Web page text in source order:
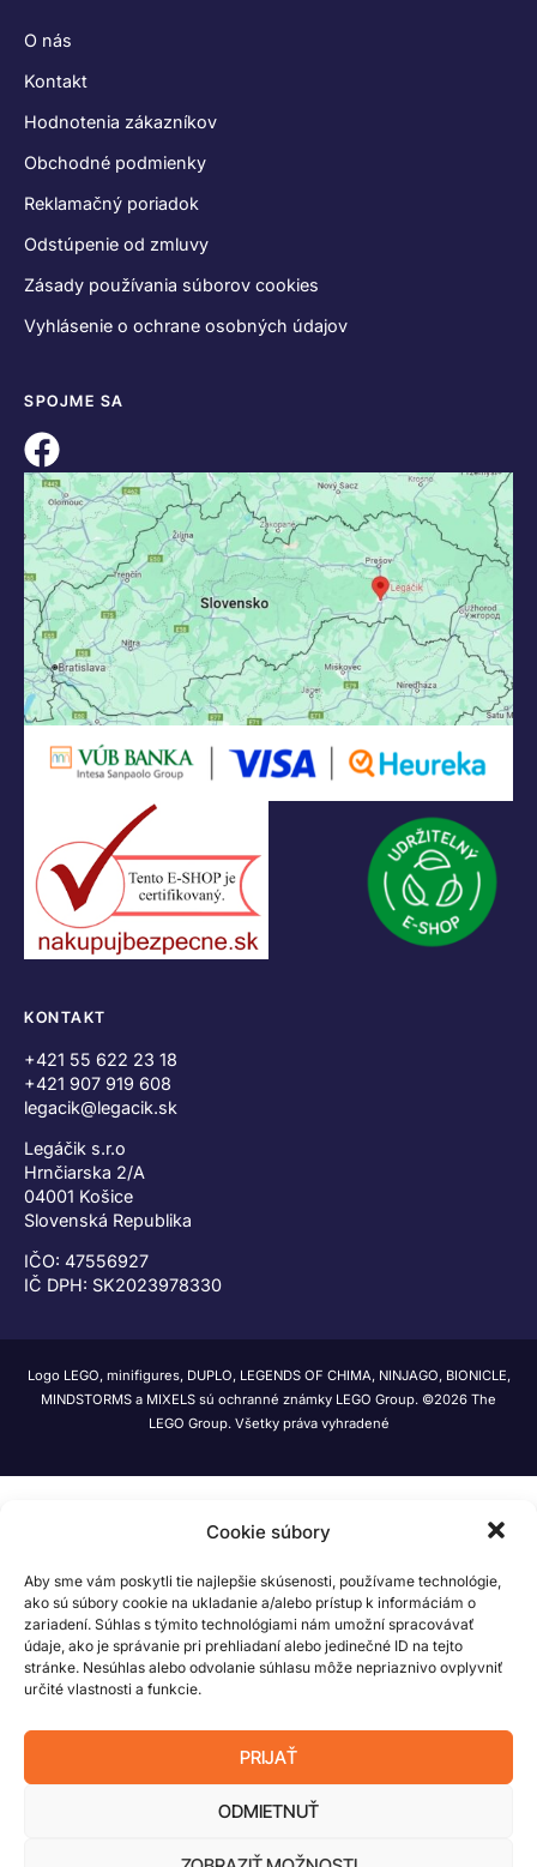
Cookie súbory
Aby sme vám poskytli tie najlepšie skúsenosti, používame technológie,
ako sú súbory cookie na ukladanie a/alebo prístup k informáciám o
zariadení. Súhlas s týmito technológiami nám umožní spracovávať
údaje, ako je správanie pri prehliadaní alebo jedinečné ID na tejto
stránke. Nesúhlas alebo odvolanie súhlasu môže nepriaznivo ovplyvniť
určité vlastnosti a funkcie.
PRIJAŤ
ODMIETNUŤ
O nás
Kontakt
Hodnotenia zákazníkov
Obchodné podmienky
Reklamačný poriadok
Odstúpenie od zmluvy
Zásady používania súborov cookies
Vyhlásenie o ochrane osobných údajov
SPOJME SA
KONTAKT
+421 55 622 23 18
+421 907 919 608
legacik@legacik.sk
Legáčik s.r.o
Hrnčiarska 2/A
04001 Košice
Slovenská Republika
IČO: 47556927
IČ DPH: SK2023978330
Logo LEGO, minifigures, DUPLO, LEGENDS OF CHIMA, NINJAGO, BIONICLE,
MINDSTORMS a MIXELS sú ochranné známky LEGO Group. ©2026 The
LEGO Group. Všetky práva vyhradené